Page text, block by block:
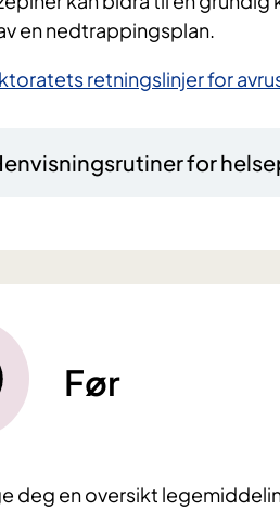
en nedtrappingsplan.
retningslinjer for
for
Før
deg en oversikt